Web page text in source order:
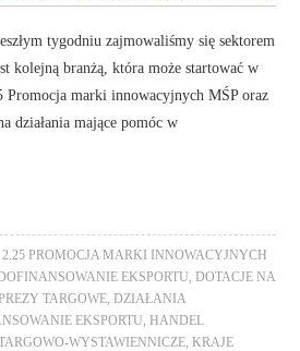
tygodniu zajmowaliśmy się sektorem
kolejną branżą, która może startować w
Promocja marki innowacyjnych MŚP oraz
działania mające pomóc w
2.25 PROMOCJA MARKI INNOWACYJNYCH
DOFINANSOWANIE EKSPORTU
DOTACJE NA
TARGOWE
DZIAŁANIA
EKSPORTU
HANDEL
WYSTAWIENNICZE
KRAJE